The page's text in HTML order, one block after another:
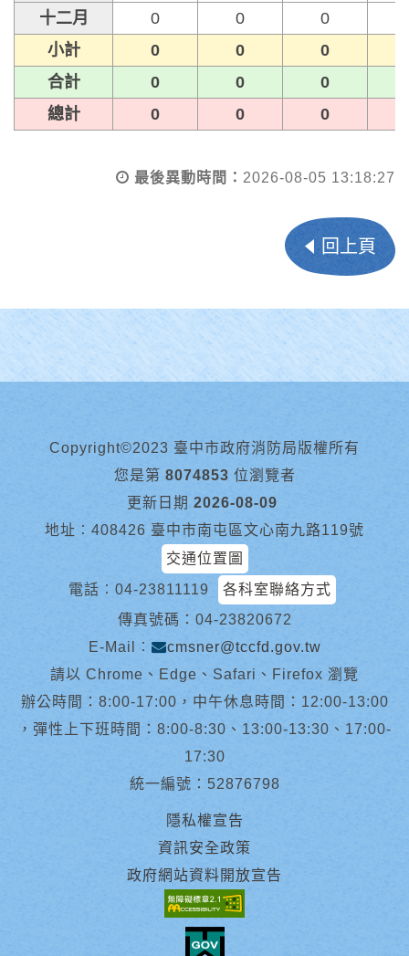
十二月
0 0
0
小計
0 0
0
合計
0 0
0
總計
0 0 0
最後異動時間： 2026-08-05 13:18:27
回上頁
Copyright©2023 臺中市政府消防局版權所有
您是第 8074853 位瀏覽者
更新日期 2026-08-09
地址︰408426 臺中市南屯區文心南九路119號
交通位置圖
電話︰ 04-23811119
各科室聯絡方式
傳真號碼：04-23820672
E-Mail︰
cmsner@tccfd.gov.tw
請以 Chrome、Edge、Safari、Firefox 瀏覽
辦公時間：8:00-17:00，中午休息時間：12:00-13:00
，彈性上下班時間：8:00-8:30、13:00-13:30、17:00-
17:30
統一編號：52876798
隱私權宣告
資訊安全政策
政府網站資料開放宣告